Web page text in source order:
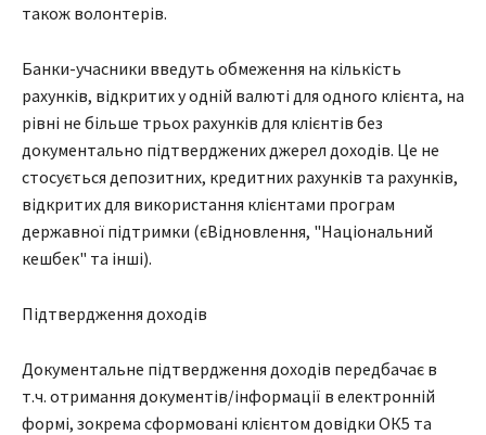
також волонтерів.
Банки-учасники введуть обмеження на кількість
рахунків, відкритих у одній валюті для одного клієнта, на
рівні не більше трьох рахунків для клієнтів без
документально підтверджених джерел доходів. Це не
стосується депозитних, кредитних рахунків та рахунків,
відкритих для використання клієнтами програм
державної підтримки (єВідновлення, "Національний
кешбек" та інші).
Підтвердження доходів
Документальне підтвердження доходів передбачає в
т.ч. отримання документів/інформації в електронній
формі, зокрема сформовані клієнтом довідки ОК5 та